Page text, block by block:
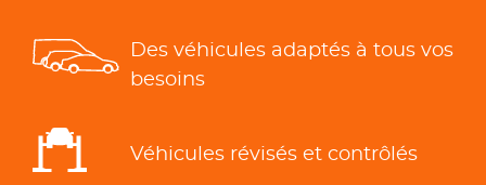
Des véhicules adaptés à tous vos
besoins
Véhicules révisés et contrôlés